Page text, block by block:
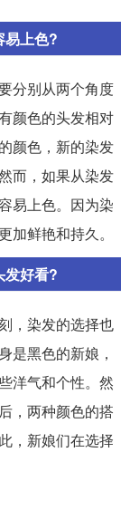
易上色?
分别从两个角度
颜色的头发相对
颜色，新的染发
而，如果从染发
易上色。因为染
鲜艳和持久。
发好看?
，染发的选择也
是黑色的新娘，
洋气和个性。然
，两种颜色的搭
，新娘们在选择